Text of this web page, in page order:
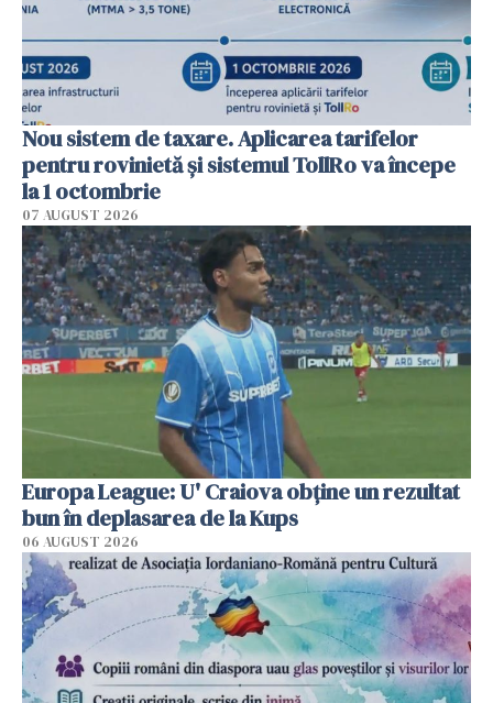
Nou sistem de taxare. Aplicarea tarifelor
pentru rovinietă şi sistemul TollRo va începe
la 1 octombrie
07 AUGUST 2026
Europa League: U' Craiova obține un rezultat
bun în deplasarea de la Kups
06 AUGUST 2026